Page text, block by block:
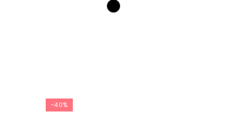
-40%